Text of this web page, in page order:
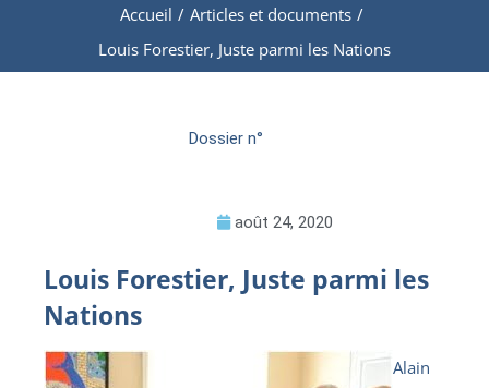
Accueil / Articles et documents /
Louis Forestier, Juste parmi les Nations
Dossier n°
août 24, 2020
Louis Forestier, Juste parmi les
Nations
Alain